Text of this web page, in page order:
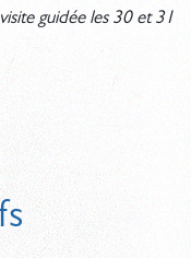
les 30 et 31